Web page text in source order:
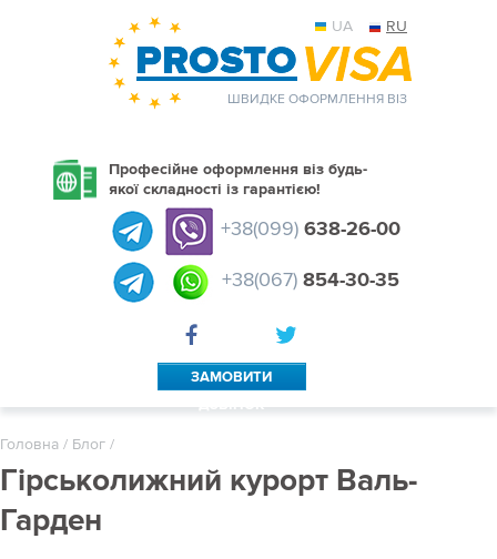
UA RU
ШВИДКЕ ОФОРМЛЕННЯ ВІЗ
Професійне оформлення віз будь-
якої складності із гарантією!
+38(099) 638-26-00
+38(067) 854-30-35
ЗАМОВИТИ
ДЗВІНОК
Головна / Блог /
Гірськолижний курорт Валь-
Гарден